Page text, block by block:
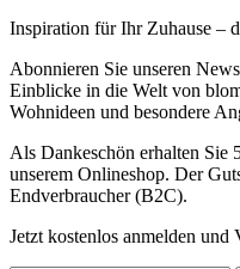
Inspiration für Ihr Zuhause –
Abonnieren Sie unseren
Einblicke in die Welt von
Wohnideen und besondere
Als Dankeschön erhalten Sie
unserem Onlineshop. Der
Endverbraucher (B2C).
Jetzt kostenlos anmelden und